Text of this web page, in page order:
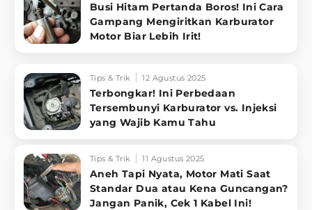
Busi Hitam Pertanda Boros! Ini Cara
Gampang Mengiritkan Karburator
Motor Biar Lebih Irit!
Tips & Trik 12 Agustus 2025
Terbongkar! Ini Perbedaan
Tersembunyi Karburator vs. Injeksi
yang Wajib Kamu Tahu
Tips & Trik 11 Agustus 2025
Aneh Tapi Nyata, Motor Mati Saat
Standar Dua atau Kena Guncangan?
Jangan Panik, Cek 1 Kabel Ini!